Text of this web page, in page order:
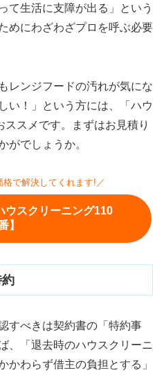
て生活に支障が出る」という
めにわざわざプロを呼ぶ必要
レンジフードの汚れが気にな
い！」という方には、「ハウ
スメです。まずはお見積り
がでしょうか。
で解決してくれます!／
ウスクリーニング110
】
すべきは契約書の「特約事
、「退去時のハウスクリーニ
かわらず借主の負担とする」